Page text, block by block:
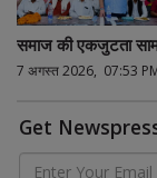
समाज की एकजुटता
7 अगस्त 2026, 07:53
Get